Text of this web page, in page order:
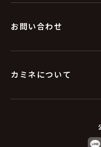
託を行います。
報の一部をご提供いただ
（７）保有個人デ
お問い合わせ
カミネについて